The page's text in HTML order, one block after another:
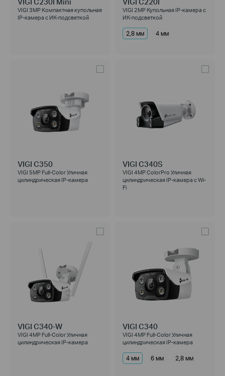
VIGI 3MP Компактная купольная
IP-камера с ИК-подсветкой
VIGI 2MP Купольная IP-камера с
ИК-подсветкой
2,8 мм 4 мм
VIGI C350
VIGI 5MP Full-Color Уличная
цилиндрическая IP-камера
VIGI C340S
VIGI 4MP ColorPro Уличная
цилиндрическая IP-камера с Wi-
Fi
VIGI C340-W
VIGI 4MP Full-Color Уличная
цилиндрическая IP-камера
VIGI C340
VIGI 4MP Full-Color Уличная
цилиндрическая IP-камера
4 мм 6 мм 2,8 мм